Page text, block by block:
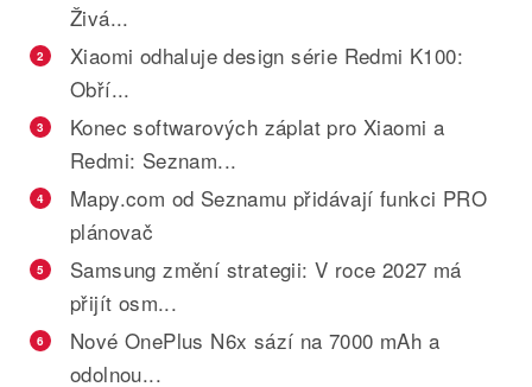
Živá...
2
Xiaomi odhaluje design série Redmi K100:
Obří...
3
Konec softwarových záplat pro Xiaomi a
Redmi: Seznam...
4
Mapy.com od Seznamu přidávají funkci PRO
plánovač
5
Samsung změní strategii: V roce 2027 má
přijít osm...
6
Nové OnePlus N6x sází na 7000 mAh a
odolnou...